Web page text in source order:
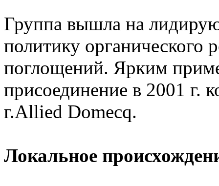
Группа вышла на
политику органического
поглощений. Ярким
присоединение в 2001 г.
г.Allied Domecq.
Локальное